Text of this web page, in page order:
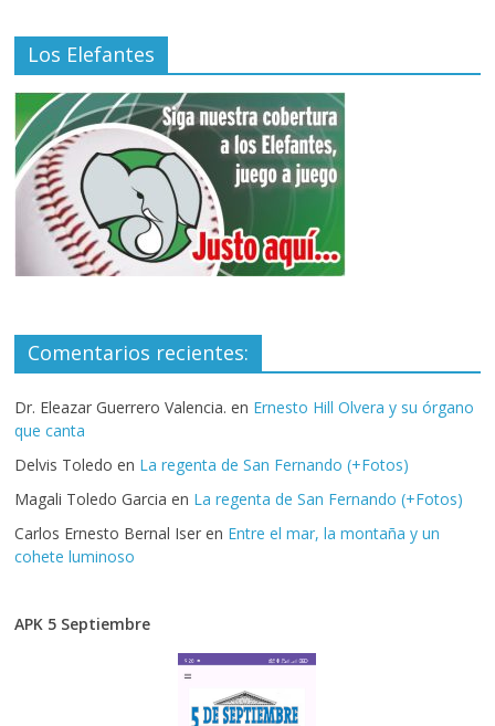
Los Elefantes
Comentarios recientes:
Dr. Eleazar Guerrero Valencia. en Ernesto Hill Olvera y su órgano
que canta
Delvis Toledo en La regenta de San Fernando (+Fotos)
Magali Toledo Garcia en La regenta de San Fernando (+Fotos)
Carlos Ernesto Bernal Iser en Entre el mar, la montaña y un
cohete luminoso
APK 5 Septiembre